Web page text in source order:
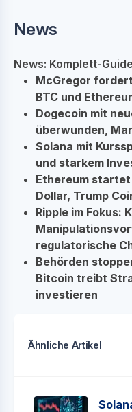
News
News: Komplett-
McGregor
BTC und
Dogecoin mit
überwunden,
Solana mit
und starkem
Ethereum
Dollar, Trump
Ripple im Fokus:
regulatorische
Behörden
Bitcoin treibt
investieren
Ähnliche Artikel